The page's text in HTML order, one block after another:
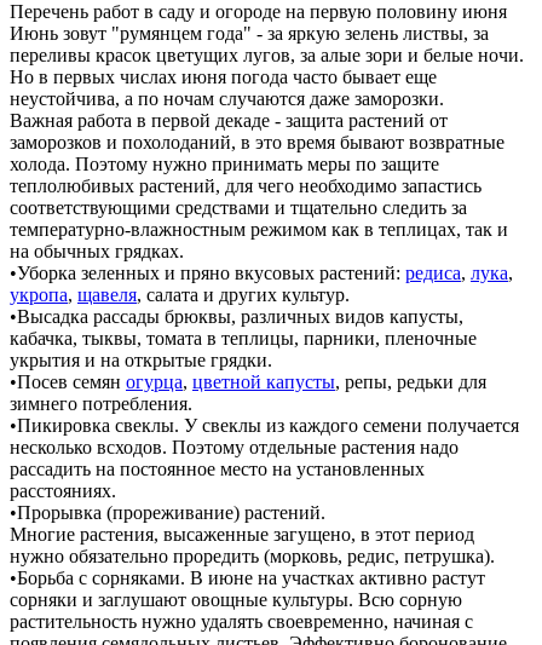
Перечень работ в саду и огороде на первую половину июня
Июнь зовут "румянцем года" - за яркую зелень листвы, за
переливы красок цветущих лугов, за алые зори и белые ночи.
Но в первых числах июня погода часто бывает еще
неустойчива, а по ночам случаются даже заморозки.
Важная работа в первой декаде - защита растений от
заморозков и похолоданий, в это время бывают возвратные
холода. Поэтому нужно принимать меры по защите
теплолюбивых растений, для чего необходимо запастись
соответствующими средствами и тщательно следить за
температурно-влажностным режимом как в теплицах, так и
на обычных грядках.
•Уборка зеленных и пряно вкусовых растений: редиса, лука,
укропа, щавеля, салата и других культур.
•Высадка рассады брюквы, различных видов капусты,
кабачка, тыквы, томата в теплицы, парники, пленочные
укрытия и на открытые грядки.
•Посев семян огурца, цветной капусты, репы, редьки для
зимнего потребления.
•Пикировка свеклы. У свеклы из каждого семени получается
несколько всходов. Поэтому отдельные растения надо
рассадить на постоянное место на установленных
расстояниях.
•Прорывка (прореживание) растений.
Многие растения, высаженные загущено, в этот период
нужно обязательно проредить (морковь, редис, петрушка).
•Борьба с сорняками. В июне на участках активно растут
сорняки и заглушают овощные культуры. Всю сорную
растительность нужно удалять своевременно, начиная с